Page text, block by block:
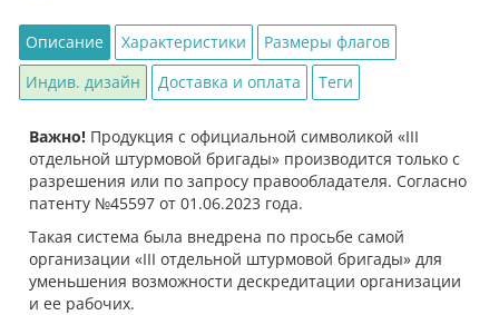
Описание Характеристики
Размеры флагов
Индив. дизайн
Доставка и оплата Теги
Важно! Продукция с официальной символикой «ІІІ
отдельной штурмовой бригады» производится только с
разрешения или по запросу правообладателя. Согласно
патенту №45597 от 01.06.2023 года.
Такая система была внедрена по просьбе самой
организации «ІІІ отдельной штурмовой бригады» для
уменьшения возможности дескредитации организации
и ее рабочих.